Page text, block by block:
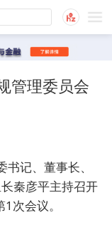
管理委员会
记、董事长、
秦彦平主持召开
次会议。